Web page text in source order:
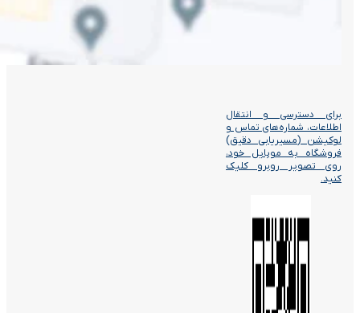
برای دسترسی و انتقال
اطلاعات، شماره‌های تماس و
لوکیشن (مسیریابی دقیق)
فروشگاه به موبایل خود،
روی تصویر روبرو کلیک
کنید.